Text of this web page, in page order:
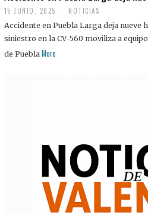
15 JUNIO, 2025 NOTICIAS
Accidente en Puebla Larga deja nueve
siniestro en la CV-560 moviliza a
de Puebla More